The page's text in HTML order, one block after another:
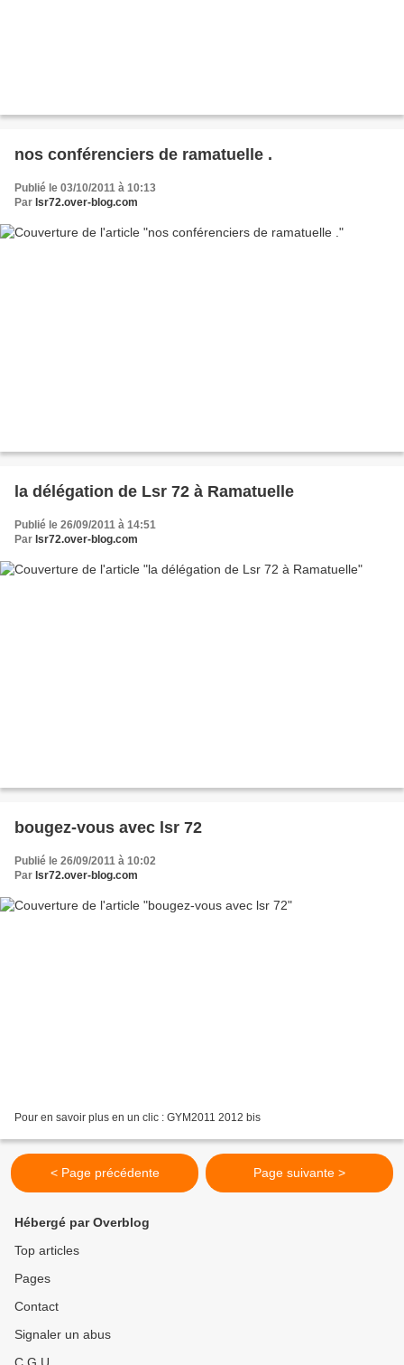
nos conférenciers de ramatuelle .
Publié le 03/10/2011 à 10:13
Par lsr72.over-blog.com
la délégation de Lsr 72 à Ramatuelle
Publié le 26/09/2011 à 14:51
Par lsr72.over-blog.com
bougez-vous avec lsr 72
Publié le 26/09/2011 à 10:02
Par lsr72.over-blog.com
Pour en savoir plus en un clic : GYM2011 2012 bis
< Page précédente Page suivante >
Hébergé par Overblog
Top articles
Pages
Contact
Signaler un abus